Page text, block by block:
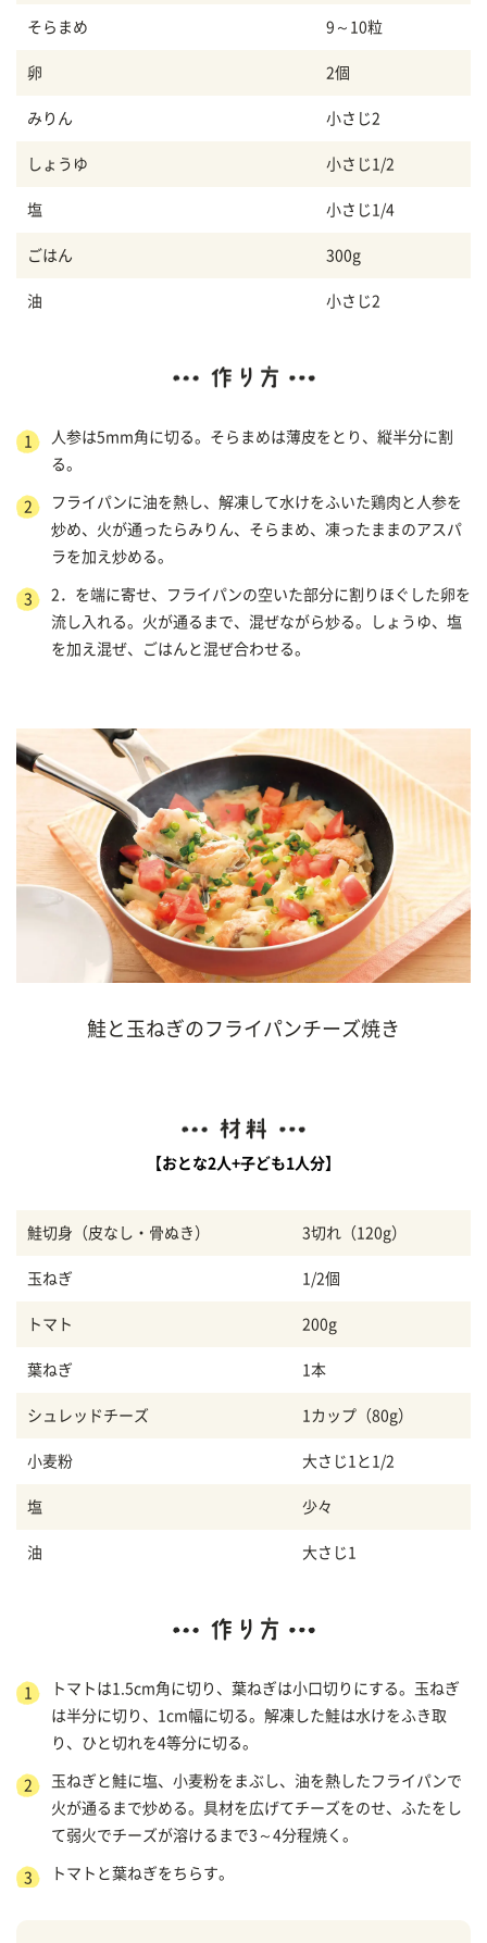
そらまめ 9～10粒
卵 2個
みりん 小さじ2
しょうゆ 小さじ1/2
塩 小さじ1/4
ごはん 300g
油 小さじ2
人参は5mm角に切る。そらまめは薄皮をとり、縦半分に割
る。
フライパンに油を熱し、解凍して水けをふいた鶏肉と人参を
炒め、火が通ったらみりん、そらまめ、凍ったままのアスパ
ラを加え炒める。
2．を端に寄せ、フライパンの空いた部分に割りほぐした卵を
流し入れる。火が通るまで、混ぜながら炒る。しょうゆ、塩
を加え混ぜ、ごはんと混ぜ合わせる。
鮭と玉ねぎのフライパンチーズ焼き
【おとな2人+子ども1人分】
鮭切身（皮なし・骨ぬき） 3切れ（120g）
玉ねぎ 1/2個
トマト 200g
葉ねぎ 1本
シュレッドチーズ 1カップ（80g）
小麦粉 大さじ1と1/2
塩 少々
油 大さじ1
トマトは1.5cm角に切り、葉ねぎは小口切りにする。玉ねぎ
は半分に切り、1cm幅に切る。解凍した鮭は水けをふき取
り、ひと切れを4等分に切る。
玉ねぎと鮭に塩、小麦粉をまぶし、油を熱したフライパンで
火が通るまで炒める。具材を広げてチーズをのせ、ふたをし
て弱火でチーズが溶けるまで3～4分程焼く。
トマトと葉ねぎをちらす。